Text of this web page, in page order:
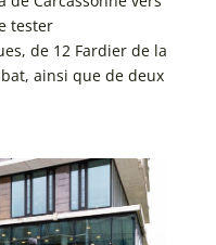
tester
de 12 Fardier de la
ainsi que de deux